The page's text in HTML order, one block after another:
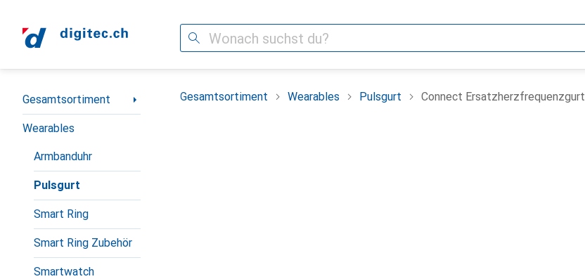
Suche
Navigation nach Kategorien
Gesamtsortiment
Wearables
Armbanduhr
Pulsgurt
Smart Ring
Smart Ring Zubehör
Smartwatch
Gesamtsortiment Wearables Pulsgurt Connect Ersatzherzfrequenzgurt